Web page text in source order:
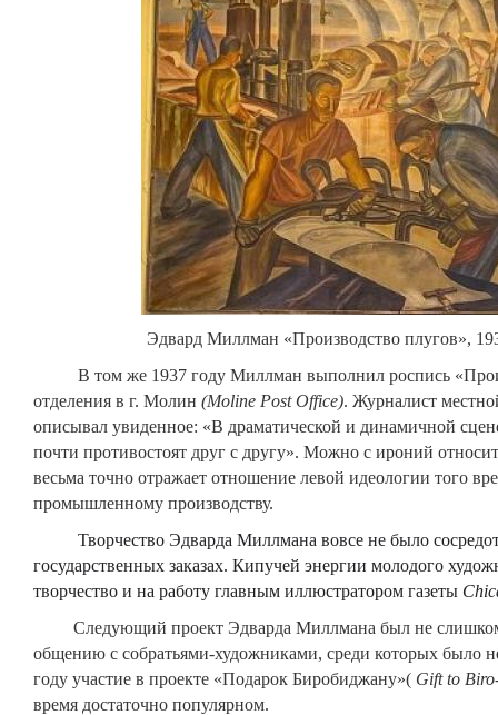
Эдвард Миллман «Производство плугов»,
В том же 1937 году Миллман выполнил роспись
отделения в г. Молин (Moline Post Office). Журналист
описывал увиденное: «В драматической и динамичной
почти противостоят друг с другу». Можно с ироний
весьма точно отражает отношение левой идеологии того
промышленному производству.
Творчество Эдварда Миллмана вовсе не было
государственных заказах. Кипучей энергии молодого
творчество и на работу главным иллюстратором газеты
Следующий проект Эдварда Миллмана был не слишком
общению с собратьями-художниками, среди которых было
году участие в проекте «Подарок Биробиджану»( Gift to Biro
время достаточно популярном.